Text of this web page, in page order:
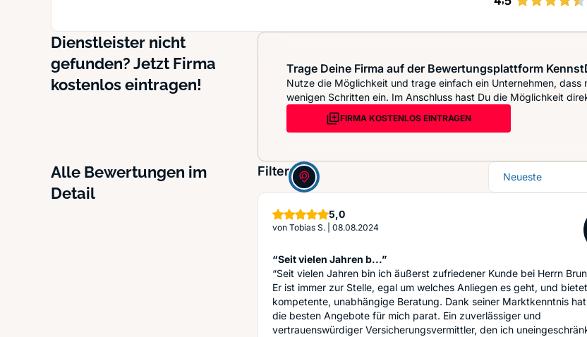
Dienstleister nicht
gefunden? Jetzt Firma
kostenlos eintragen!
Trage Deine Firma auf der Bewertungsplattform
Nutze die Möglichkeit und trage einfach ein Unternehmen,
wenigen Schritten ein. Im Anschluss hast Du die Möglichkeit
FIRMA KOSTENLOS EINTRAGEN
Alle Bewertungen im
Detail
Filter: Sortierung
5,0Sterne
von Tobias S. 08.08.2024
“Seit vielen Jahren b...”
“Seit vielen Jahren bin ich äußerst zufriedener Kunde bei Herrn
Er ist immer zur Stelle, egal um welches Anliegen es geht, und
kompetente, unabhängige Beratung. Dank seiner Marktkenntnis
die besten Angebote für mich parat. Ein zuverlässiger und
vertrauenswürdiger Versicherungsvermittler, den ich